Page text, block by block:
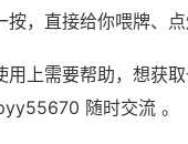
，直接给你喂牌、点
用上需要帮助，想获
随时交流 。